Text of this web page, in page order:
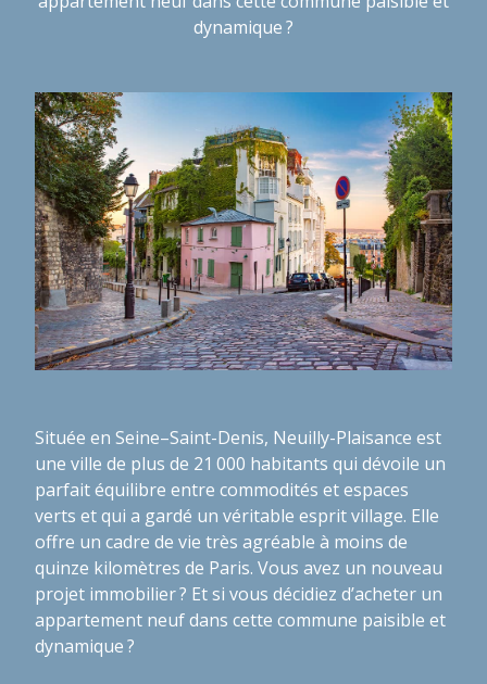
dynamique ?
Située en Seine–Saint-Denis, Neuilly-Plaisance est
une ville de plus de 21 000 habitants qui dévoile un
parfait équilibre entre commodités et espaces
verts et qui a gardé un véritable esprit village. Elle
offre un cadre de vie très agréable à moins de
quinze kilomètres de Paris. Vous avez un nouveau
projet immobilier ? Et si vous décidiez d’acheter un
appartement neuf dans cette commune paisible et
dynamique ?